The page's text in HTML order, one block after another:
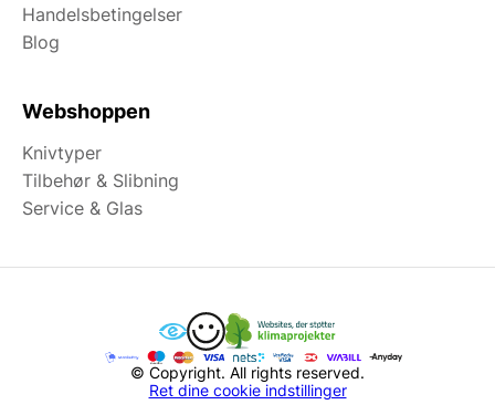
Handelsbetingelser
Blog
Webshoppen
Knivtyper
Tilbehør & Slibning
Service & Glas
© Copyright. All rights reserved.
Ret dine cookie indstillinger